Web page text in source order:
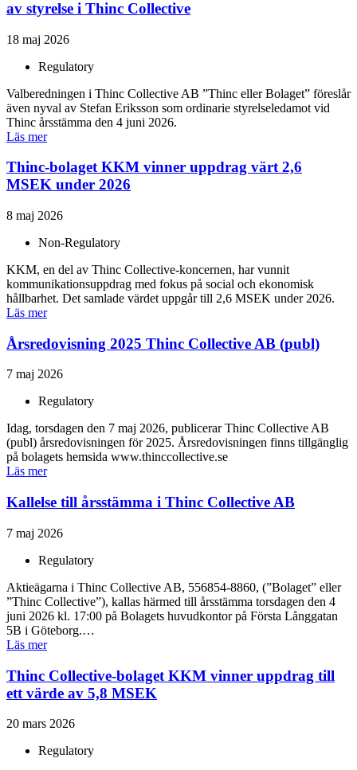
av styrelse i Thinc Collective
18 maj 2026
Regulatory
Valberedningen i Thinc Collective AB ”Thinc eller Bolaget” föreslår
även nyval av Stefan Eriksson som ordinarie styrelseledamot vid
Thinc årsstämma den 4 juni 2026.
Läs mer
Thinc-bolaget KKM vinner uppdrag värt 2,6
MSEK under 2026
8 maj 2026
Non-Regulatory
KKM, en del av Thinc Collective-koncernen, har vunnit
kommunikationsuppdrag med fokus på social och ekonomisk
hållbarhet. Det samlade värdet uppgår till 2,6 MSEK under 2026.
Läs mer
Årsredovisning 2025 Thinc Collective AB (publ)
7 maj 2026
Regulatory
Idag, torsdagen den 7 maj 2026, publicerar Thinc Collective AB
(publ) årsredovisningen för 2025. Årsredovisningen finns tillgänglig
på bolagets hemsida www.thinccollective.se
Läs mer
Kallelse till årsstämma i Thinc Collective AB
7 maj 2026
Regulatory
Aktieägarna i Thinc Collective AB, 556854-8860, (”Bolaget” eller
”Thinc Collective”), kallas härmed till årsstämma torsdagen den 4
juni 2026 kl. 17:00 på Bolagets huvudkontor på Första Långgatan
5B i Göteborg.…
Läs mer
Thinc Collective-bolaget KKM vinner uppdrag till
ett värde av 5,8 MSEK
20 mars 2026
Regulatory